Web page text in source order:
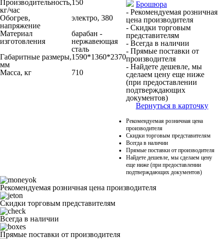
Производительность,
кг/час
150
Обогрев,
напряжение
электро, 380
Материал
изготовления
барабан -
нержавеющая
сталь
Габаритные размеры,
мм
1590*1360*2370
Масса, кг
710
Брошюра
- Рекомендуемая розничная
цена производителя
- Скидки торговым
представителям
- Всегда в наличии
- Прямые поставки от
производителя
- Найдете дешевле, мы
сделаем цену еще ниже
(при предоставлении
подтверждающих
документов)
Вернуться в карточку
Рекомендуемая розничная цена
производителя
Скидки торговым представителям
Всегда в наличии
Прямые поставки от производителя
Найдете дешевле, мы сделаем цену
еще ниже (при предоставлении
подтверждающих документов)
Рекомендуемая розничная цена производителя
Скидки торговым представителям
Всегда в наличии
Прямые поставки от производителя